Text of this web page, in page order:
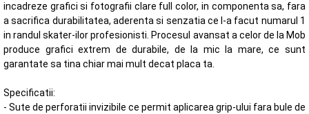
incadreze grafici si fotografii clare full color, in componenta sa, fara
a sacrifica durabilitatea, aderenta si senzatia ce l-a facut numarul 1
in randul skater-ilor profesionisti. Procesul avansat a celor de la Mob
produce grafici extrem de durabile, de la mic la mare, ce sunt
garantate sa tina chiar mai mult decat placa ta.
Specificatii:
- Sute de perforatii invizibile ce permit aplicarea grip-ului fara bule de